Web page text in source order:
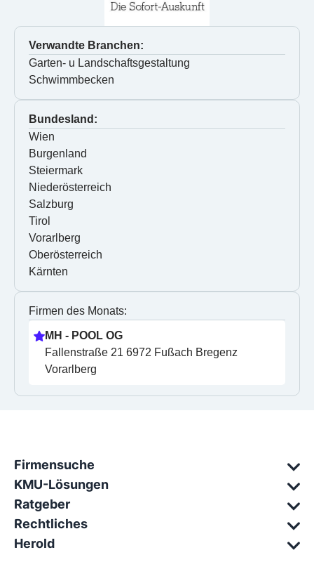
Verwandte Branchen:
Garten- u Landschaftsgestaltung
Schwimmbecken
Bundesland:
Wien
Burgenland
Steiermark
Niederösterreich
Salzburg
Tirol
Vorarlberg
Oberösterreich
Kärnten
Firmen des Monats:
MH - POOL OG
Fallenstraße 21 6972 Fußach Bregenz
Vorarlberg
Firmensuche
KMU-Lösungen
Ratgeber
Rechtliches
Herold